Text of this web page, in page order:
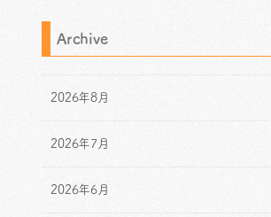
Archive
2026年8月
2026年7月
2026年6月